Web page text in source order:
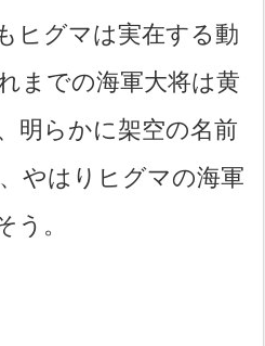
ヒグマは実在する動
までの海軍大将は黄
明らかに架空の名前
やはりヒグマの海軍
う。